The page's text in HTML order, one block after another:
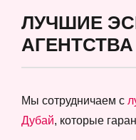
ЛУЧШИЕ
Мы сотрудничаем с
Дубай, которые